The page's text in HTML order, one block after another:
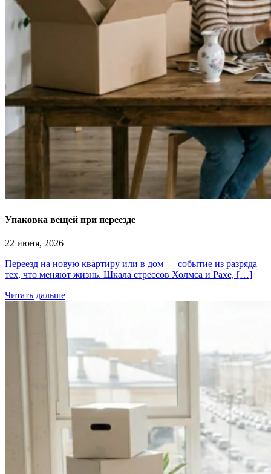
Упаковка вещей при переезде
22 июня, 2026
Переезд на новую квартиру или в дом — событие из разряда
тех, что меняют жизнь. Шкала стрессов Холмса и Рахе, […]
Читать дальше